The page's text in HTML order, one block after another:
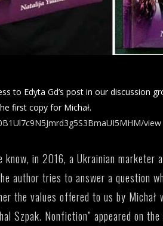
to Edyta Gd’s post in our discussion
first copy for Michał.
view
know, in 2016, a Ukrainian
author tries to answer a question
the values ​​offered to us by
Szpak. Nonfiction” appeared on